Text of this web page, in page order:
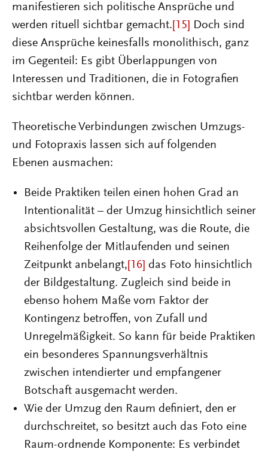
manifestieren sich politische Ansprüche und
werden rituell sichtbar gemacht. [15] Doch sind
diese Ansprüche keinesfalls monolithisch, ganz
im Gegenteil: Es gibt Überlappungen von
Interessen und Traditionen, die in Fotografien
sichtbar werden können.
Theoretische Verbindungen zwischen Umzugs-
und Fotopraxis lassen sich auf folgenden
Ebenen ausmachen:
Beide Praktiken teilen einen hohen Grad an
Intentionalität – der Umzug hinsichtlich seiner
absichtsvollen Gestaltung, was die Route, die
Reihenfolge der Mitlaufenden und seinen
Zeitpunkt anbelangt, [16] das Foto hinsichtlich
der Bildgestaltung. Zugleich sind beide in
ebenso hohem Maße vom Faktor der
Kontingenz betroffen, von Zufall und
Unregelmäßigkeit. So kann für beide Praktiken
ein besonderes Spannungsverhältnis
zwischen intendierter und empfangener
Botschaft ausgemacht werden.
Wie der Umzug den Raum definiert, den er
durchschreitet, so besitzt auch das Foto eine
Raum-ordnende Komponente: Es verbindet